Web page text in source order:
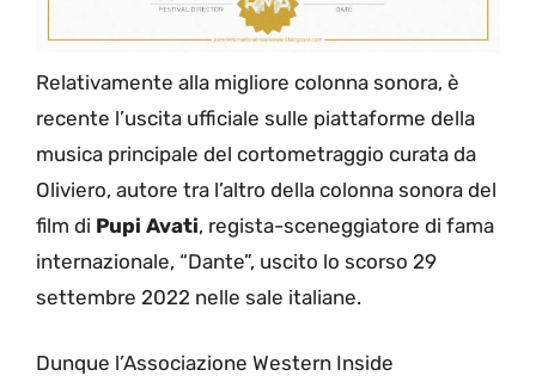
Relativamente alla migliore colonna sonora, è
recente l’uscita ufficiale sulle piattaforme della
musica principale del cortometraggio curata da
Oliviero, autore tra l’altro della colonna sonora del
film di Pupi Avati, regista-sceneggiatore di fama
internazionale, “Dante”, uscito lo scorso 29
settembre 2022 nelle sale italiane.
Dunque l’Associazione Western Inside